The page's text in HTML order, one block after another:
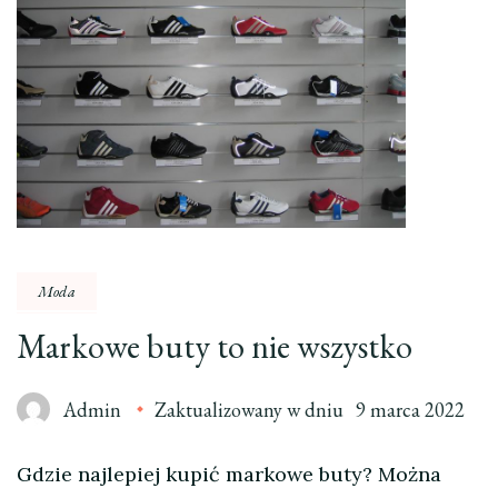
Moda
Markowe buty to nie wszystko
Admin Zaktualizowany w dniu 9 marca 2022
Gdzie najlepiej kupić markowe buty? Można